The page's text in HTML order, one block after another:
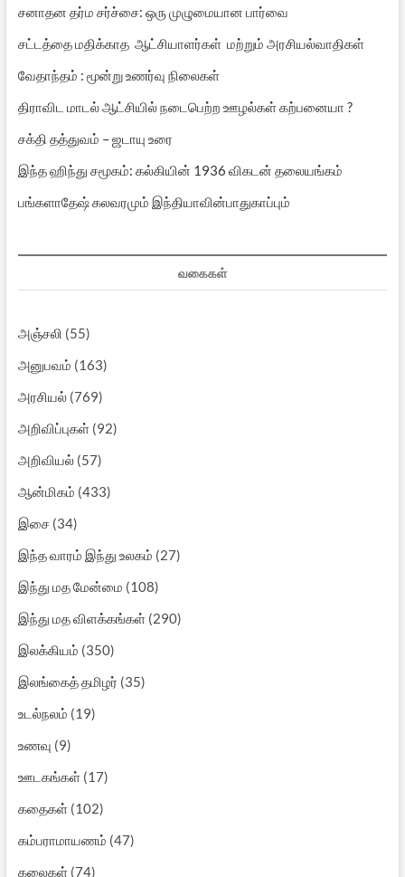
சனாதன தர்ம சர்ச்சை: ஒரு முழுமையான பார்வை
சட்டத்தை மதிக்காத ஆட்சியாளர்கள் மற்றும் அரசியல்வாதிகள்
வேதாந்தம் : மூன்று உணர்வு நிலைகள்
திராவிட மாடல் ஆட்சியில் நடைபெற்ற ஊழல்கள் கற்பனையா ?
சக்தி தத்துவம் – ஜடாயு உரை
இந்த ஹிந்து சமூகம்: கல்கியின் 1936 விகடன் தலையங்கம்
பங்களாதேஷ் கலவரமும் இந்தியாவின்பாதுகாப்பும்
வகைகள்
அஞ்சலி (55)
அனுபவம் (163)
அரசியல்(769)
அறிவிப்புகள்(92)
அறிவியல்(57)
ஆன்மிகம் (433)
இசை(34)
இந்த வாரம் இந்து உலகம் (27)
இந்து மத மேன்மை (108)
இந்து மத விளக்கங்கள்(290)
இலக்கியம் (350)
இலங்கைத் தமிழர் (35)
உடல்நலம் (19)
உணவு (9)
ஊடகங்கள்(17)
கதைகள்(102)
கம்பராமாயணம் (47)
கலைகள்(74)